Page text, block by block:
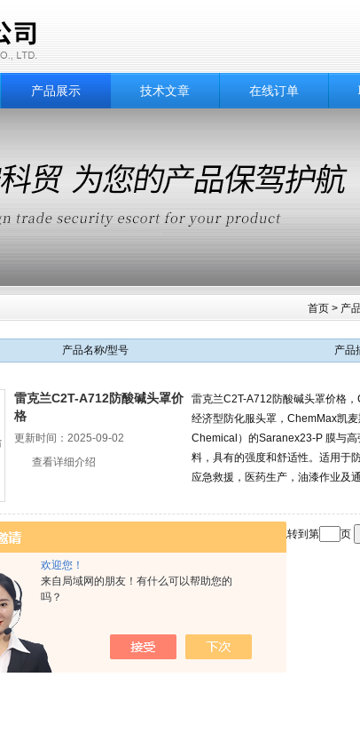
欢迎您！
来自局域网的朋友！有什么可以帮助您的
吗？
产品展示 技术文章 在线订单
首页 > 产
产品名称/型号 产品
雷克兰C2T-A712防酸碱头罩价
格
更新时间：2025-09-02
查看详细介绍
雷克兰C2T-A712防酸碱头罩价格
经济型防化服头罩，ChemMax凯
Chemical）的Saranex23-P 膜与
料，具有的强度和舒适性。适用于
应急救援，医药生产，油漆作业及通
共 1 条记录，当前 1 / 1 页 首页 上一页 下一页 末页 跳转到第 页